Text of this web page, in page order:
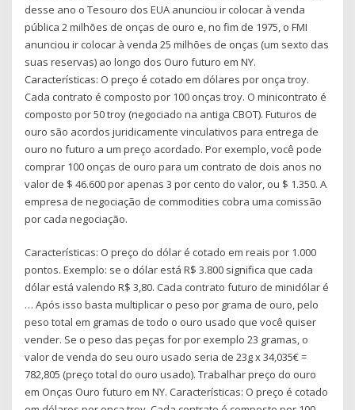
desse ano o Tesouro dos EUA anunciou ir colocar à venda
pública 2 milhões de onças de ouro e, no fim de 1975, o FMI
anunciou ir colocar à venda 25 milhões de onças (um sexto das
suas reservas) ao longo dos Ouro futuro em NY.
Características: O preço é cotado em dólares por onça troy.
Cada contrato é composto por 100 onças troy. O minicontrato é
composto por 50 troy (negociado na antiga CBOT). Futuros de
ouro são acordos juridicamente vinculativos para entrega de
ouro no futuro a um preço acordado. Por exemplo, você pode
comprar 100 onças de ouro para um contrato de dois anos no
valor de $ 46.600 por apenas 3 por cento do valor, ou $ 1.350. A
empresa de negociação de commodities cobra uma comissão
por cada negociação.
Características: O preço do dólar é cotado em reais por 1.000
pontos. Exemplo: se o dólar está R$ 3.800 significa que cada
dólar está valendo R$ 3,80. Cada contrato futuro de minidólar é
… Após isso basta multiplicar o peso por grama de ouro, pelo
peso total em gramas de todo o ouro usado que você quiser
vender. Se o peso das peças for por exemplo 23 gramas, o
valor de venda do seu ouro usado seria de 23g x 34,035€ =
782,805 (preço total do ouro usado). Trabalhar preço do ouro
em Onças Ouro futuro em NY. Características: O preço é cotado